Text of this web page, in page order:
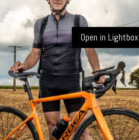
Open in Lightbox